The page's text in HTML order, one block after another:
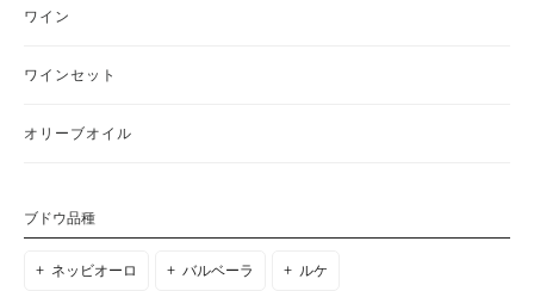
ワイン
ワインセット
オリーブオイル
ブドウ品種
ネッビオーロ バルベーラ ルケ